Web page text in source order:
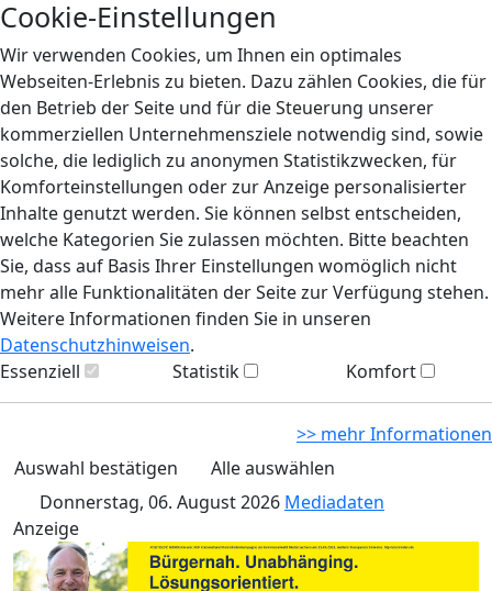
Cookie-Einstellungen
Wir verwenden Cookies, um Ihnen ein optimales
Webseiten-Erlebnis zu bieten. Dazu zählen Cookies, die für
den Betrieb der Seite und für die Steuerung unserer
kommerziellen Unternehmensziele notwendig sind, sowie
solche, die lediglich zu anonymen Statistikzwecken, für
Komforteinstellungen oder zur Anzeige personalisierter
Inhalte genutzt werden. Sie können selbst entscheiden,
welche Kategorien Sie zulassen möchten. Bitte beachten
Sie, dass auf Basis Ihrer Einstellungen womöglich nicht
mehr alle Funktionalitäten der Seite zur Verfügung stehen.
Weitere Informationen finden Sie in unseren
Datenschutzhinweisen.
Essenziell
Statistik Komfort
>> mehr Informationen
Auswahl bestätigen
Alle auswählen
Donnerstag, 06. August 2026 Mediadaten
Anzeige